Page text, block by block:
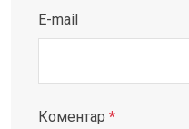
E-mail
Коментар *